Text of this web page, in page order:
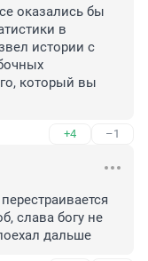
оказались бы
в
истории с
который вы
+4 –1
слава богу не
дальше